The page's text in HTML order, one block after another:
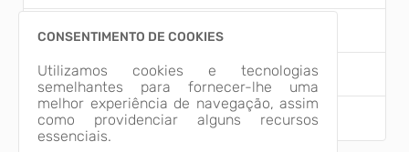
Conheça aqui a lei
Estatísticas de Solicitações
Informações Classificadas 2021/2022
CONSENTIMENTO DE COOKIES
Utilizamos cookies e tecnologias
semelhantes para fornecer-lhe uma
melhor experiência de navegação, assim
como providenciar alguns recursos
essenciais.